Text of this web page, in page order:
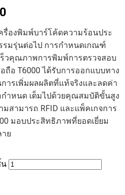
รื่องพิมพ์บาร์โค้ดความร้อนประ
มรุ่นต่อไป การกําหนดเกณฑ์
วคุณภาพการพิมพ์การตรวจสอบ
ถือ T6000 ได้รับการออกแบบทาง
ารเพิ่มผลผลิตที่แท้จริงและลดค่า
าหนด เต็มไปด้วยคุณสมบัติขั้นสูง
สามารถ RFID และแพ็คเกจการ
มอบประสิทธิภาพที่ยอดเยี่ยม
ย
น